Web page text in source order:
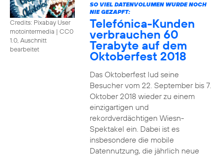
Credits: Pixabay User
motointermedia | CC0
1.0, Auschnitt
bearbeitet
SO VIEL DATENVOLUMEN WURDE NOCH
NIE GEZAPFT:
Telefónica-Kunden
verbrauchen 60
Terabyte auf dem
Oktoberfest 2018
Das Oktoberfest lud seine
Besucher vom 22. September bis 7.
Oktober 2018 wieder zu einem
einzigartigen und
rekordverdächtigen Wiesn-
Spektakel ein. Dabei ist es
insbesondere die mobile
Datennutzung, die jährlich neue